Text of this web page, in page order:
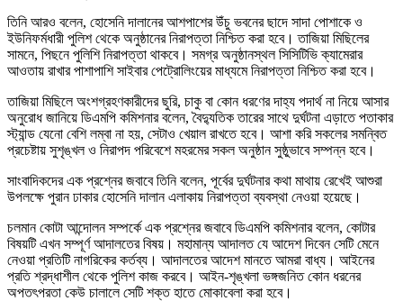
তিনি আরও বলেন, হোসেনি দালানের আশপাশের উঁচু ভবনের ছাদে সাদা পোশাকে ও
ইউনিফর্মধারী পুলিশ থেকে অনুষ্ঠানের নিরাপত্তা নিশ্চিত করা হবে। তাজিয়া মিছিলের
সামনে, পিছনে পুলিশি নিরাপত্তা থাকবে। সমগ্র অনুষ্ঠানস্থল সিসিটিভি ক্যামেরার
আওতায় রাখার পাশাপাশি সাইবার পেট্রোলিংয়ের মাধ্যমে নিরাপত্তা নিশ্চিত করা হবে।
তাজিয়া মিছিলে অংশগ্রহণকারীদের ছুরি, চাকু বা কোন ধরণের দাহ্য পদার্থ না নিয়ে আসার
অনুরোধ জানিয়ে ডিএমপি কমিশনার বলেন, বৈদ্যুতিক তারের সাথে দুর্ঘটনা এড়াতে পতাকার
স্ট্যান্ড যেনো বেশি লম্বা না হয়, সেটাও খেয়াল রাখতে হবে। আশা করি সকলের সমন্বিত
প্রচেষ্টায় সুশৃঙ্খল ও নিরাপদ পরিবেশে মহরমের সকল অনুষ্ঠান সুষ্ঠুভাবে সম্পন্ন হবে।
সাংবাদিকদের এক প্রশ্নের জবাবে তিনি বলেন, পূর্বের দুর্ঘটনার কথা মাথায় রেখেই আশুরা
উপলক্ষে পুরান ঢাকার হোসেনি দালান এলাকায় নিরাপত্তা ব্যবস্থা নেওয়া হয়েছে।
চলমান কোটা আন্দোলন সম্পর্কে এক প্রশ্নের জবাবে ডিএমপি কমিশনার বলেন, কোটার
বিষয়টি এখন সম্পূর্ণ আদালতের বিষয়। মহামান্য আদালত যে আদেশ দিবেন সেটি মেনে
নেওয়া প্রতিটি নাগরিকের কর্তব্য। আদালতের আদেশ মানতে আমরা বাধ্য। আইনের
প্রতি শ্রদ্ধাশীল থেকে পুলিশ কাজ করবে। আইন-শৃঙ্খলা ভঙ্গজনিত কোন ধরনের
অপতৎপরতা কেউ চালালে সেটি শক্ত হাতে মোকাবেলা করা হবে।